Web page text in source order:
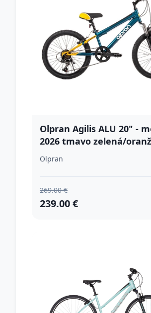
Olpran Agilis ALU 20" -
2026 tmavo zelená/
13" (125-145 cm)
Olpran
269.00 €
239.00 €